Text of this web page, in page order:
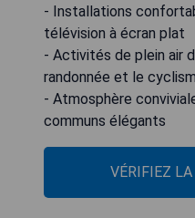
- Installations
télévision à écran plat
- Activités de plein air
randonnée et le
- Atmosphère
communs élégants
VÉRIFIEZ